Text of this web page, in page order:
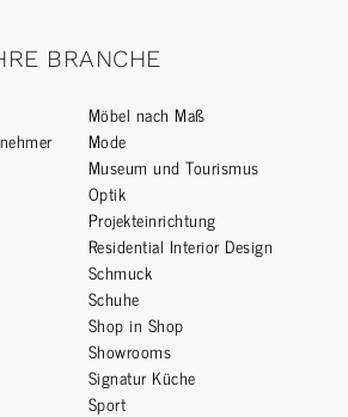
BRANCHE
Möbel nach Maß
Mode
Museum und Tourismus
Optik
Projekteinrichtung
Residential Interior Design
Schmuck
Schuhe
Shop in Shop
Showrooms
Signatur Küche
Sport